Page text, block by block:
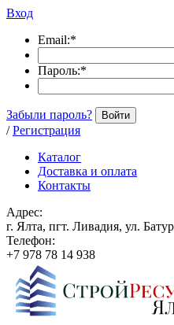
Вход
Email:*
Пароль:*
Забыли пароль? Войти
/ Регистрация
Каталог
Доставка и оплата
Контакты
Адрес:
г. Ялта, пгт. Ливадия, ул.
Телефон:
+7 978 78 14 938